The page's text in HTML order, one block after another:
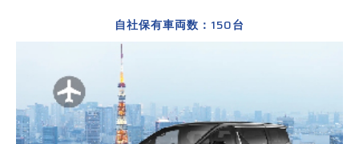
自社保有車両数： 150台